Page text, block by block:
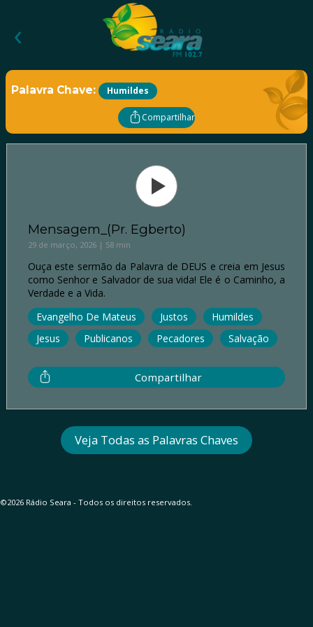
‹
Palavra Chave: Humildes
Compartilhar
Mensagem_(Pr. Egberto)
29 de março, 2026 | 58 min
Ouça este sermão da Palavra de DEUS e creia em Jesus
como Senhor e Salvador de sua vida! Ele é o Caminho, a
Verdade e a Vida.
Evangelho De Mateus
Justos
Humildes
Jesus
Publicanos Pecadores Salvação
Compartilhar
Veja Todas as Palavras Chaves
©2026 Rádio Seara - Todos os direitos reservados.